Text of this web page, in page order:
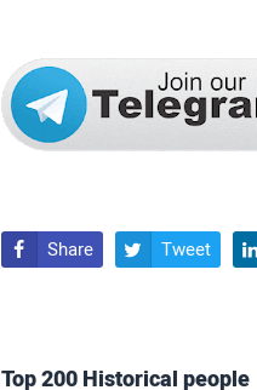
 Share  Tweet
Top 200 Historical people